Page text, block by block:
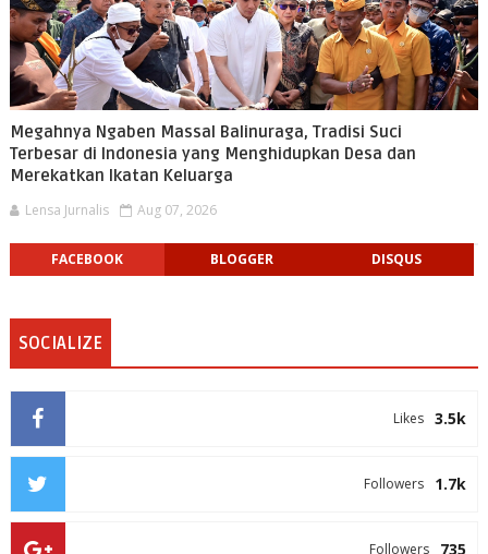
Megahnya Ngaben Massal Balinuraga, Tradisi Suci
Terbesar di Indonesia yang Menghidupkan Desa dan
Merekatkan Ikatan Keluarga
Lensa Jurnalis Aug 07, 2026
FACEBOOK BLOGGER DISQUS
SOCIALIZE
3.5k
Likes
1.7k
Followers
735
Followers